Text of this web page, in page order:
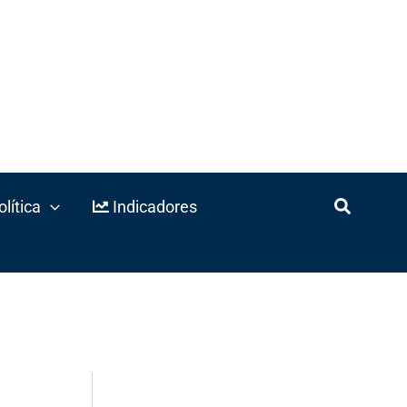
Indicadores